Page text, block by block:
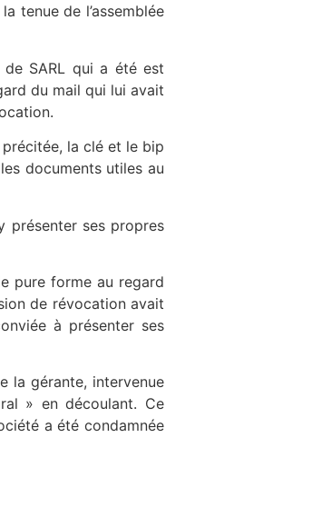
tenue de l’assemblée
de SARL qui a été est
du mail qui lui avait
la clé et le bip
documents utiles au
présenter ses propres
pure forme au regard
de révocation avait
à présenter ses
la gérante, intervenue
» en découlant. Ce
a été condamnée